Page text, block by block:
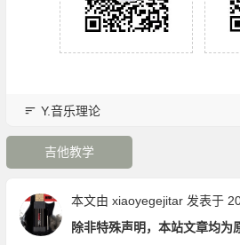
Y.音乐理论
吉他教学
本文由 xiaoyegejitar发表于
除非特殊声明，本站文章均为